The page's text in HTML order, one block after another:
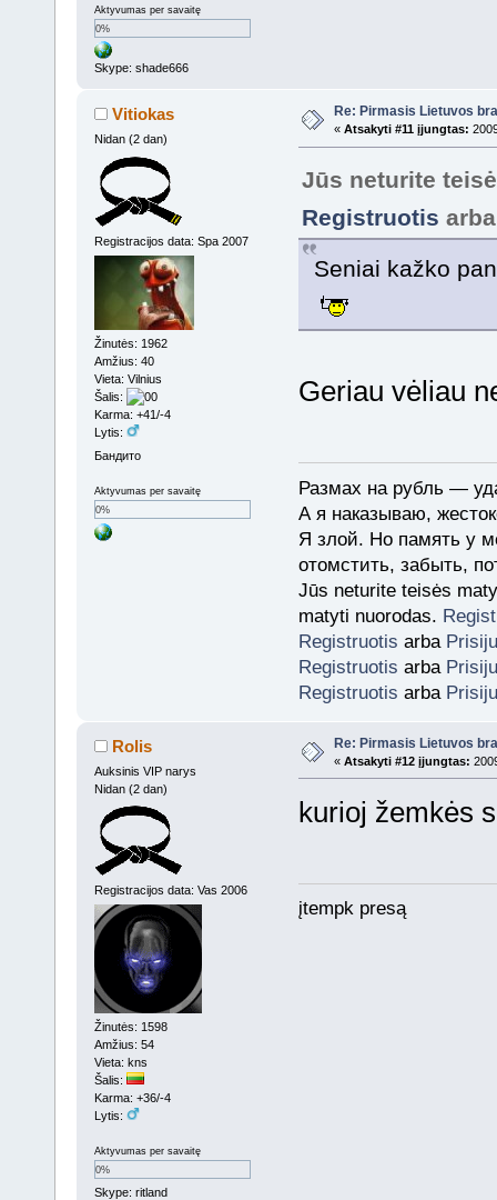
Aktyvumas per savaitę
0%
Skype: shade666
Vitiokas
Nidan (2 dan)
Registracijos data: Spa 2007
Žinutės: 1962
Amžius: 40
Vieta: Vilnius
Šalis:
Karma: +41/-4
Lytis:
Бандито
Aktyvumas per savaitę
0%
Re: Pirmasis Lietuvos
« Atsakyti #11 įjungtas:
Jūs neturite
Registruotis
Seniai kažko
Geriau vėliau
Размах на рубль —
А я наказываю,
Я злой. Но память у
отомстить, забыть,
Jūs neturite teisės
matyti nuorodas.
Registruotis arba
Registruotis arba
Registruotis arba
Rolis
Auksinis VIP narys
Nidan (2 dan)
Registracijos data: Vas 2006
Žinutės: 1598
Amžius: 54
Vieta: kns
Šalis:
Karma: +36/-4
Lytis:
Aktyvumas per savaitę
0%
Skype: ritland
Re: Pirmasis Lietuvos
« Atsakyti #12 įjungtas:
kurioj žemkės
įtempk presą